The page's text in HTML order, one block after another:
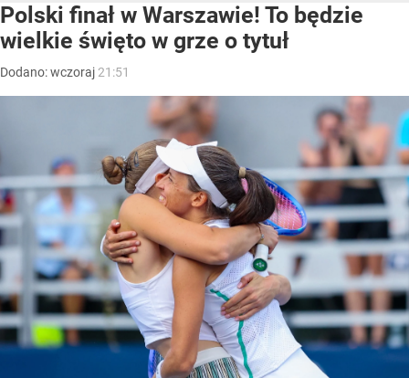
Polski finał w Warszawie! To będzie
wielkie święto w grze o tytuł
Dodano:wczoraj 21:51